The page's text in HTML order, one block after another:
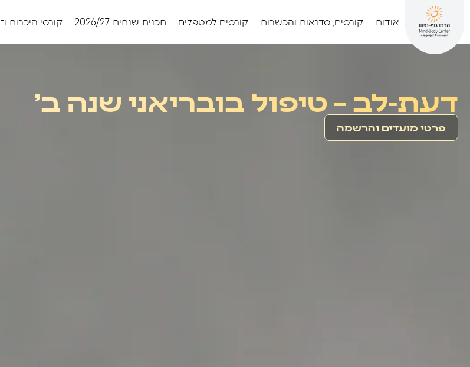
אודות קורסים, סדנאות והכשרות קורסים למטפלים תכנית שנתית 2026/27 קורסי היכרות ו־VOD
דעת-לב – טיפול בובריאני שנה ב׳
פרטי מועדים והרשמה